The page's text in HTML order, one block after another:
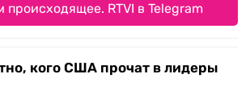
происходящее. RTVI в Telegram
кого США прочат в лидеры